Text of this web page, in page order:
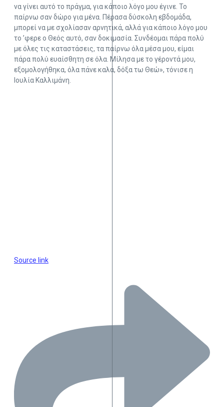
να γίνει αυτό το πράγμα, για κάποιο λόγο μου έγινε. Το
παίρνω σαν δώρο για μένα. Πέρασα δύσκολη εβδομάδα,
μπορεί να με σχολίασαν αρνητικά, αλλά για κάποιο λόγο μου
το ’φερε ο Θεός αυτό, σαν δοκιμασία. Συνδέομαι πάρα πολύ
με όλες τις καταστάσεις, τα παίρνω όλα μέσα μου, είμαι
πάρα πολύ ευαίσθητη σε όλα. Μίλησα με το γέροντά μου,
εξομολογήθηκα, όλα πάνε καλά, δόξα τω Θεώ», τόνισε η
Ιουλία Καλλιμάνη.
Source link